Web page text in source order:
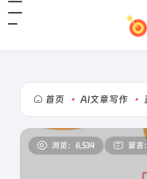
首页 • AI文章写作 •
浏览：6,534 留言